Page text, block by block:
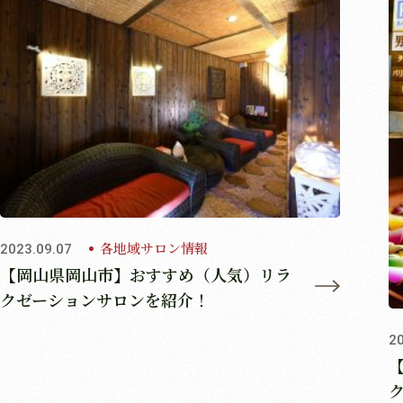
2023.09.07 各地域サロン情報
【岡山県岡山市】おすすめ（人気）リラ
クゼーションサロンを紹介！